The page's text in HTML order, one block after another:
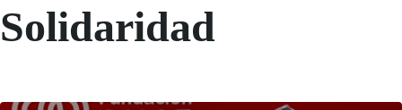
Solidaridad